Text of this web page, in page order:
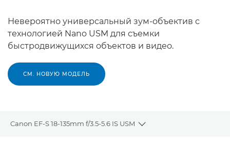
Невероятно универсальный зум-объектив с
технологией Nano USM для съемки
быстродвижущихся объектов и видео.
СМ. НОВУЮ МОДЕЛЬ
Canon EF-S 18-135mm f/3.5-5.6 IS USM
Toggle breadcrumbs